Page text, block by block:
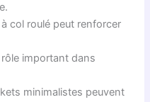
col roulé peut renforcer
important dans
minimalistes peuvent